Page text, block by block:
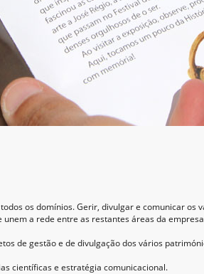
os domínios. Gerir, divulgar e comunicar os
a rede entre as restantes áreas da
de gestão e de divulgação dos vários
científicas e estratégia comunicacional.